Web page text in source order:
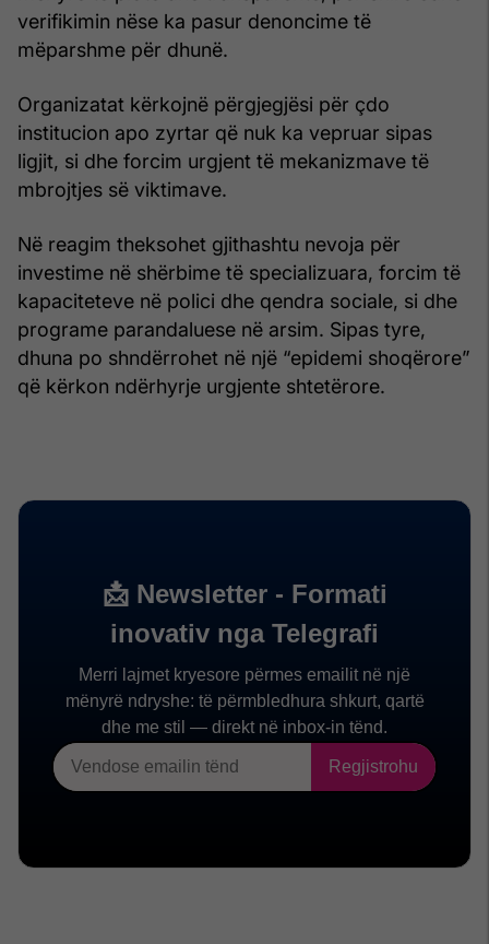
verifikimin nëse ka pasur denoncime të
mëparshme për dhunë.
Organizatat kërkojnë përgjegjësi për çdo
institucion apo zyrtar që nuk ka vepruar sipas
ligjit, si dhe forcim urgjent të mekanizmave të
mbrojtjes së viktimave.
Në reagim theksohet gjithashtu nevoja për
investime në shërbime të specializuara, forcim të
kapaciteteve në polici dhe qendra sociale, si dhe
programe parandaluese në arsim. Sipas tyre,
dhuna po shndërrohet në një “epidemi shoqërore”
që kërkon ndërhyrje urgjente shtetërore.